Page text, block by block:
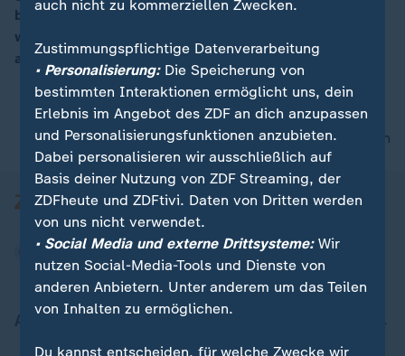
besetzten Westjordanland nachträglich legalisiert
werden. Die 4.000 Wohnungen wurden widerrechtlich
auf palästinensischem Privatland gebaut.
nach oben
auch nicht zu kommerziellen Zwecken.
Zustimmungspflichtige Datenverarbeitung
• Personalisierung:Die Speicherung von
bestimmten Interaktionen ermöglicht uns, dein
Erlebnis im Angebot des ZDF an dich anzupassen
und Personalisierungsfunktionen anzubieten.
Dabei personalisieren wir ausschließlich auf
Basis deiner Nutzung von ZDF Streaming, der
ZDFheute und ZDFtivi. Daten von Dritten werden
von uns nicht verwendet.
• Social Media und externe Drittsysteme:Wir
nutzen Social-Media-Tools und Dienste von
anderen Anbietern. Unter anderem um das Teilen
von Inhalten zu ermöglichen.
Du kannst entscheiden, für welche Zwecke wir